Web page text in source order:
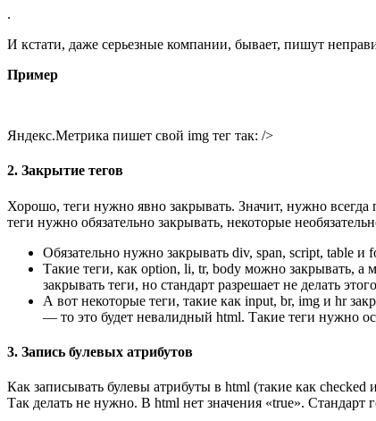
.
И кстати, даже серьезные компании, бывает, пишут
Пример
Яндекс.Метрика пишет свой img тег так: />
2. Закрытие тегов
Хорошо, теги нужно явно закрывать. Значит, нужно
теги нужно обязательно закрывать, некоторые
Обязательно нужно закрывать div, span, script, table и
Такие теги, как option, li, tr, body можно закрывать, а
закрывать теги, но стандарт разрешает не делать
А вот некоторые теги, такие как input, br, img и hr
— то это будет невалидный html. Такие теги нужно
3. Запись булевых атрибутов
Как записывать булевы атрибуты в html (такие как
Так делать не нужно. В html нет значения «true». Стандарт